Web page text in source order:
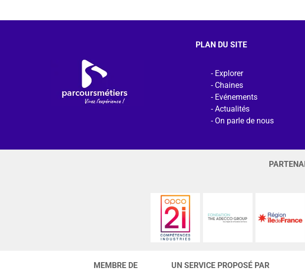
PLAN DU SITE
Explorer
Chaines
Evénements
Actualités
On parle de nous
MEMBRE DE UN SERVICE PROPOSÉ PAR